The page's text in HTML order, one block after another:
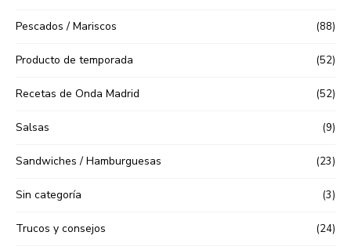
Pescados / Mariscos (88)
Producto de temporada (52)
Recetas de Onda Madrid (52)
Salsas (9)
Sandwiches / Hamburguesas (23)
Sin categoría (3)
Trucos y consejos (24)